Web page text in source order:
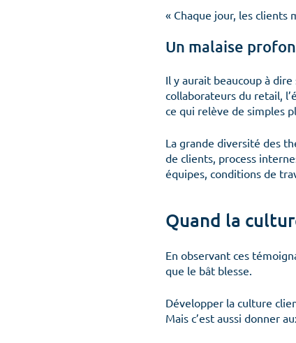
« Chaque jour, les clients
Un malaise
Il y aurait beaucoup à
collaborateurs du retail,
ce qui relève de simples
La grande diversité des
de clients, process
équipes, conditions de
Quand la
En observant ces
que le bât blesse.
Développer la culture
Mais c’est aussi donner